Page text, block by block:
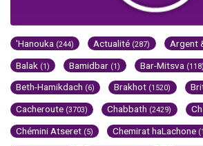
'Hanouka (244) Actualité (287) Argent
Balak (1) Bamidbar (1) Bar-Mitsva (118)
Beth-Hamikdach (6) Brakhot (1520)
Cacheroute (3703) Chabbath (2429)
Chémini Atseret (5) Chemirat haLachone